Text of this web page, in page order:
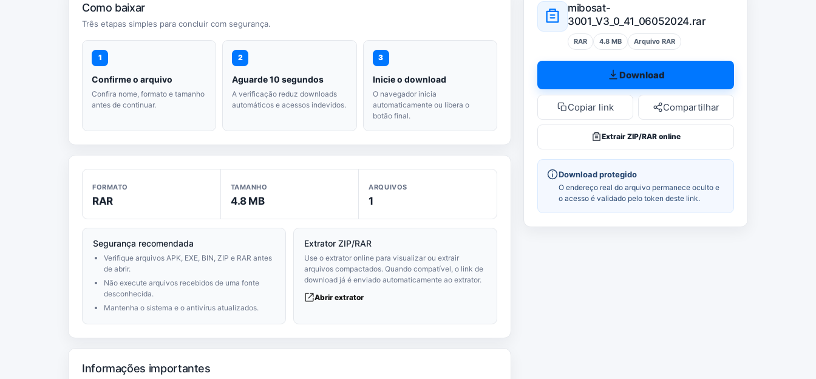
Como baixar
Três etapas simples para concluir com segurança.
1
Confirme o arquivo
Confira nome, formato e tamanho
antes de continuar.
2
Aguarde 10 segundos
A verificação reduz downloads
automáticos e acessos indevidos.
3
Inicie o download
O navegador inicia
automaticamente ou libera o
botão final.
FORMATO
RAR
TAMANHO
4.8 MB
ARQUIVOS
1
Segurança recomendada
Verifique arquivos APK, EXE, BIN, ZIP e RAR antes
de abrir.
Não execute arquivos recebidos de uma fonte
desconhecida.
Mantenha o sistema e o antivírus atualizados.
Extrator ZIP/RAR
Use o extrator online para visualizar ou extrair
arquivos compactados. Quando compatível, o link de
download já é enviado automaticamente ao extrator.
Abrir extrator
Informações importantes
mibosat-
3001_V3_0_41_06052024.rar
RAR 4.8 MB Arquivo RAR
Download
Copiar link Compartilhar
Extrair ZIP/RAR online
Download protegido
O endereço real do arquivo permanece oculto e
o acesso é validado pelo token deste link.